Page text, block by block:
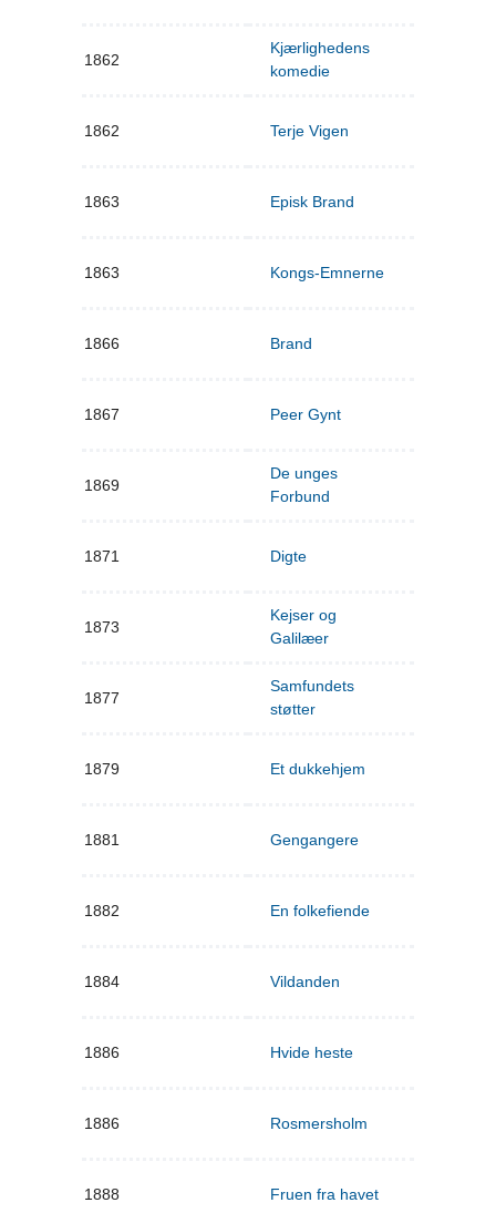
1862
Kjærlighedens
komedie
1862 Terje Vigen
1863 Episk Brand
1863 Kongs-Emnerne
1866 Brand
1867 Peer Gynt
1869
De unges
Forbund
1871 Digte
1873
Kejser og
Galilæer
1877
Samfundets
støtter
1879 Et dukkehjem
1881 Gengangere
1882 En folkefiende
1884 Vildanden
1886 Hvide heste
1886 Rosmersholm
1888 Fruen fra havet